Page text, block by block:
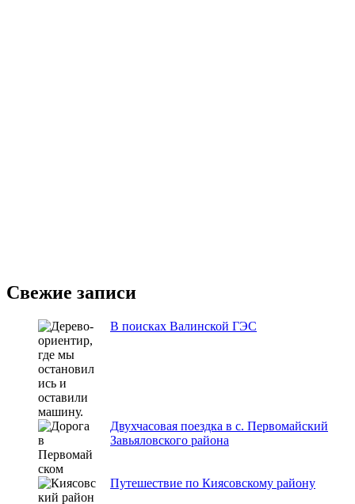
Свежие записи
В поисках Валинской ГЭС
Двухчасовая поездка в с. Первомайский
Завьяловского района
Путешествие по Киясовскому району